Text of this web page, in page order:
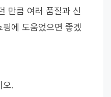
만큼 여러 품질과 신
에 도움었으면 좋겠
오.